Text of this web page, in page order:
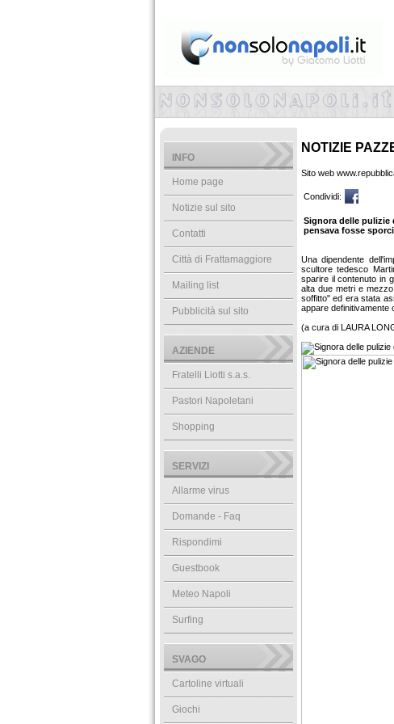
INFO
Home page
Notizie sul sito
Contatti
Città di Frattamaggiore
Mailing list
Pubblicità sul sito
AZIENDE
Fratelli Liotti s.a.s.
Pastori Napoletani
Shopping
SERVIZI
Allarme virus
Domande - Faq
Rispondimi
Guestbook
Meteo Napoli
Surfing
SVAGO
Cartoline virtuali
Giochi
NOTIZIE
Sito web
Condividi:
Signora delle pulizie
pensava fosse
Una dipendente
scultore tedesco
sparire il contenuto in
alta due metri e
soffitto" ed era stata
appare definitivamente
(a cura di LAURA